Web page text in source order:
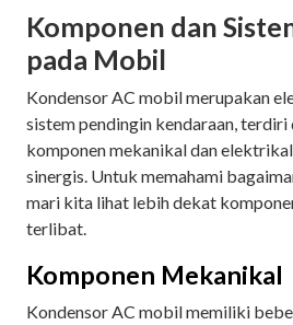
Komponen dan
pada Mobil
Kondensor AC mobil merupakan
sistem pendingin kendaraan,
komponen mekanikal dan
sinergis. Untuk memahami
mari kita lihat lebih dekat
terlibat.
Komponen Mekanikal
Kondensor AC mobil memiliki